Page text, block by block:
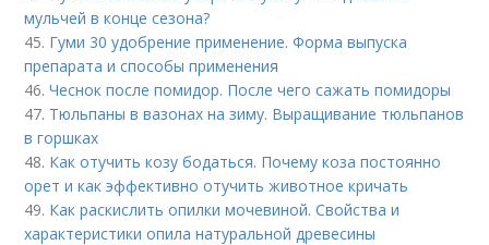
мульчей в конце сезона?
45. Гуми 30 удобрение применение. Форма выпуска
препарата и способы применения
46.Чеснок после помидор. После чего сажать помидоры
47. Тюльпаны в вазонах на зиму. Выращивание тюльпанов
в горшках
48. Как отучить козу бодаться. Почему коза постоянно
орет и как эффективно отучить животное кричать
49. Как раскислить опилки мочевиной. Свойства и
характеристики опила натуральной древесины